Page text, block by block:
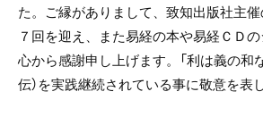
た。ご縁がありまして、致知出版社主催
７回を迎え、また易経の本や易経ＣＤの
心から感謝申し上げます。「利は義の和
伝）を実践継続されている事に敬意を表